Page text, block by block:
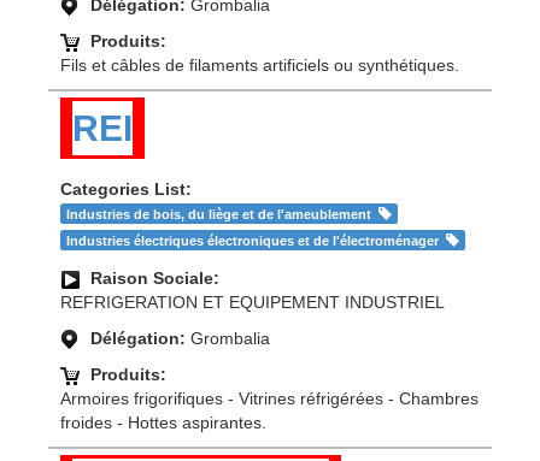
Délégation: Grombalia
Produits:
Fils et câbles de filaments artificiels ou synthétiques.
REI
Categories List:
Industries de bois, du liège et de l'ameublement
Industries électriques électroniques et de l'électroménager
Raison Sociale:
REFRIGERATION ET EQUIPEMENT INDUSTRIEL
Délégation: Grombalia
Produits:
Armoires frigorifiques - Vitrines réfrigérées - Chambres
froides - Hottes aspirantes.